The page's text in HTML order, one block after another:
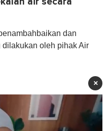
dan
oleh pihak Air
×